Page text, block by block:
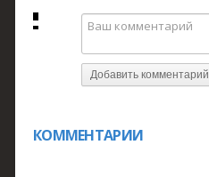
Добавить комментарий
КОММЕНТАРИИ